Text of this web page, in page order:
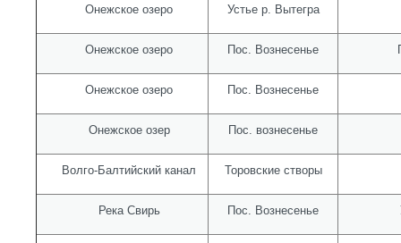
Онежское озеро Устье р. Вытегра
Онежское озеро Пос. Вознесенье
Онежское озеро Пос. Вознесенье
Онежское озер Пос. вознесенье
Волго-Балтийский канал Торовские створы
Река Свирь Пос. Вознесенье